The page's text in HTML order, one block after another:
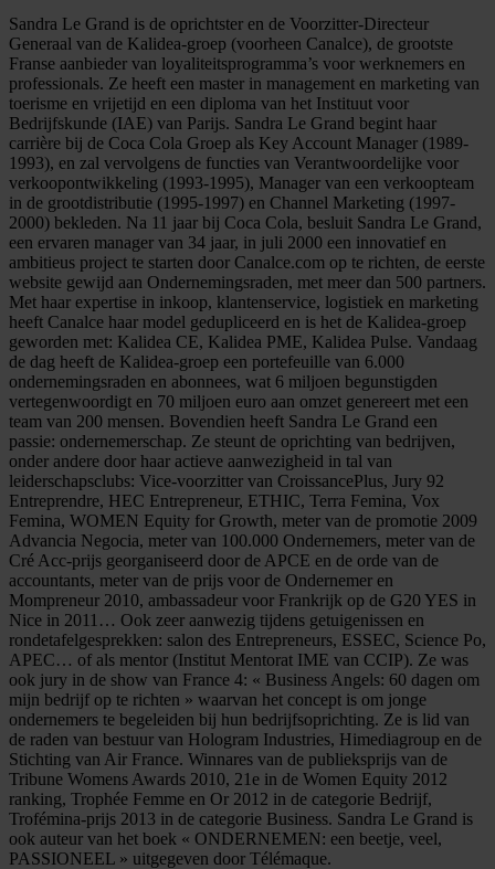
Sandra Le Grand is de oprichtster en de Voorzitter-Directeur
Generaal van de Kalidea-groep (voorheen Canalce), de grootste
Franse aanbieder van loyaliteitsprogramma’s voor werknemers en
professionals. Ze heeft een master in management en marketing van
toerisme en vrijetijd en een diploma van het Instituut voor
Bedrijfskunde (IAE) van Parijs. Sandra Le Grand begint haar
carrière bij de Coca Cola Groep als Key Account Manager (1989-
1993), en zal vervolgens de functies van Verantwoordelijke voor
verkoopontwikkeling (1993-1995), Manager van een verkoopteam
in de grootdistributie (1995-1997) en Channel Marketing (1997-
2000) bekleden. Na 11 jaar bij Coca Cola, besluit Sandra Le Grand,
een ervaren manager van 34 jaar, in juli 2000 een innovatief en
ambitieus project te starten door Canalce.com op te richten, de eerste
website gewijd aan Ondernemingsraden, met meer dan 500 partners.
Met haar expertise in inkoop, klantenservice, logistiek en marketing
heeft Canalce haar model gedupliceerd en is het de Kalidea-groep
geworden met: Kalidea CE, Kalidea PME, Kalidea Pulse. Vandaag
de dag heeft de Kalidea-groep een portefeuille van 6.000
ondernemingsraden en abonnees, wat 6 miljoen begunstigden
vertegenwoordigt en 70 miljoen euro aan omzet genereert met een
team van 200 mensen. Bovendien heeft Sandra Le Grand een
passie: ondernemerschap. Ze steunt de oprichting van bedrijven,
onder andere door haar actieve aanwezigheid in tal van
leiderschapsclubs: Vice-voorzitter van CroissancePlus, Jury 92
Entreprendre, HEC Entrepreneur, ETHIC, Terra Femina, Vox
Femina, WOMEN Equity for Growth, meter van de promotie 2009
Advancia Negocia, meter van 100.000 Ondernemers, meter van de
Cré Acc-prijs georganiseerd door de APCE en de orde van de
accountants, meter van de prijs voor de Ondernemer en
Mompreneur 2010, ambassadeur voor Frankrijk op de G20 YES in
Nice in 2011… Ook zeer aanwezig tijdens getuigenissen en
rondetafelgesprekken: salon des Entrepreneurs, ESSEC, Science Po,
APEC… of als mentor (Institut Mentorat IME van CCIP). Ze was
ook jury in de show van France 4: « Business Angels: 60 dagen om
mijn bedrijf op te richten » waarvan het concept is om jonge
ondernemers te begeleiden bij hun bedrijfsoprichting. Ze is lid van
de raden van bestuur van Hologram Industries, Himediagroup en de
Stichting van Air France. Winnares van de publieksprijs van de
Tribune Womens Awards 2010, 21e in de Women Equity 2012
ranking, Trophée Femme en Or 2012 in de categorie Bedrijf,
Trofémina-prijs 2013 in de categorie Business. Sandra Le Grand is
ook auteur van het boek « ONDERNEMEN: een beetje, veel,
PASSIONEEL » uitgegeven door Télémaque.